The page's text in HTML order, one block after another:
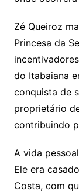
Zé Queiroz
Princesa da
do Itabaiana
conquista de
proprietário
contribuindo
A vida
Ele era
Costa, com